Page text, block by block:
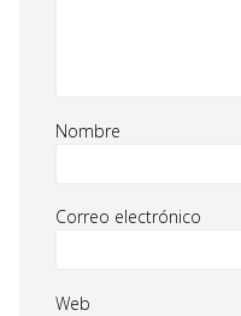
Nombre
Correo electrónico
Web